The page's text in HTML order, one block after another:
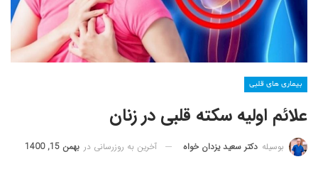
بیماری های قلبی
علائم اولیه سکته قلبی در زنان
بوسیله دکتر سعید یزدان خواه آخرین به روزرسانی در بهمن 15, 1400